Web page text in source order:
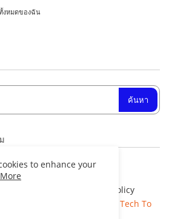
งหมดของฉัน
Privacy Policy
Tech To
to enhance your